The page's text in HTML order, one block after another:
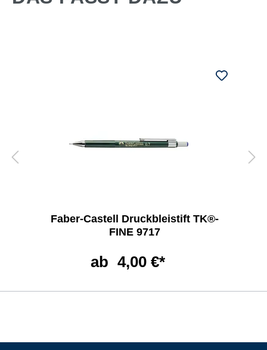
Faber-Castell Druckbleistift TK®-
FINE 9717
ab 4,00 €*